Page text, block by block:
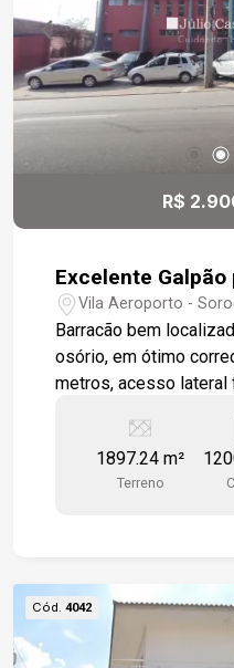
R$
Excelente
Vila Aeroporto -
Barracão bem localizado
osório, em ótimo
metros, acesso lateral
mais estacionamento
salão principal com
vários salões,
1897.24 m²
Terreno
Cód. 4042